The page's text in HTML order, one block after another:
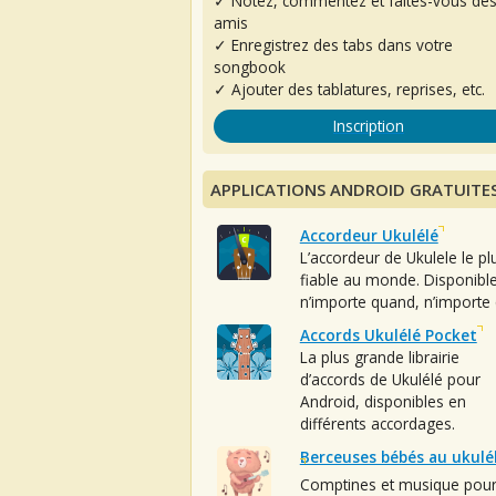
amis
✓ Enregistrez des tabs dans votre
songbook
✓ Ajouter des tablatures, reprises, etc.
Inscription
APPLICATIONS ANDROID
Accordeur Ukulélé
L’accordeur de Ukulele le
fiable au monde. Disponible
n’importe quand, n’importe
Accords Ukulélé Pocket
La plus grande librairie
d’accords de Ukulélé pour
Android, disponibles en
différents accordages.
Berceuses bébés au
Comptines et musique pour